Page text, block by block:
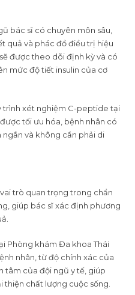
bác sĩ có chuyên môn sâu,
quả và phác đồ điều trị hiệu
được theo dõi định kỳ và có
mức độ tiết insulin của cơ
trình xét nghiệm C-peptide tại
tối ưu hóa, bệnh nhân có
và không cần phải di
trò quan trọng trong chẩn
giúp bác sĩ xác định phương
Phòng khám Đa khoa Thái
nhân, từ độ chính xác của
tâm của đội ngũ y tế, giúp
thiện chất lượng cuộc sống.